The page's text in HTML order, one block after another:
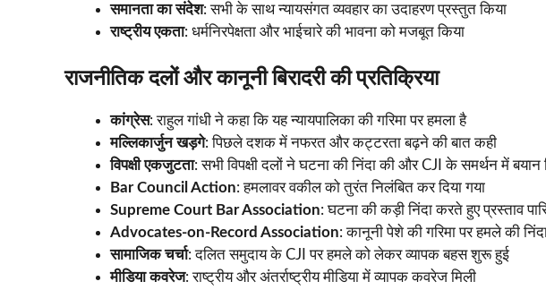
समानता का संदेश: सभी के साथ न्यायसंगत व्यवहार का उदाहरण प्रस्तुत किया
राष्ट्रीय एकता: धर्मनिरपेक्षता और भाईचारे की भावना को मजबूत किया
राजनीतिक दलों और कानूनी बिरादरी की प्रतिक्रिया
कांग्रेस: राहुल गांधी ने कहा कि यह न्यायपालिका की गरिमा पर हमला है
मल्लिकार्जुन खड़गे: पिछले दशक में नफरत और कट्टरता बढ़ने की बात कही
विपक्षी एकजुटता: सभी विपक्षी दलों ने घटना की निंदा की और CJI के समर्थन में बयान
Bar Council Action: हमलावर वकील को तुरंत निलंबित कर दिया गया
Supreme Court Bar Association: घटना की कड़ी निंदा करते हुए प्रस्ताव
Advocates-on-Record Association: कानूनी पेशे की गरिमा पर हमले की
सामाजिक चर्चा: दलित समुदाय के CJI पर हमले को लेकर व्यापक बहस शुरू हुई
मीडिया कवरेज: राष्ट्रीय और अंतर्राष्ट्रीय मीडिया में व्यापक कवरेज मिली